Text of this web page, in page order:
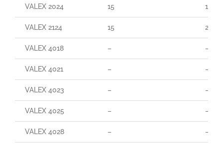
VALEX 2024 15 160
VALEX 2124 15 290
VALEX 4018 – –
VALEX 4021 – –
VALEX 4023 – –
VALEX 4025 – –
VALEX 4028 – –